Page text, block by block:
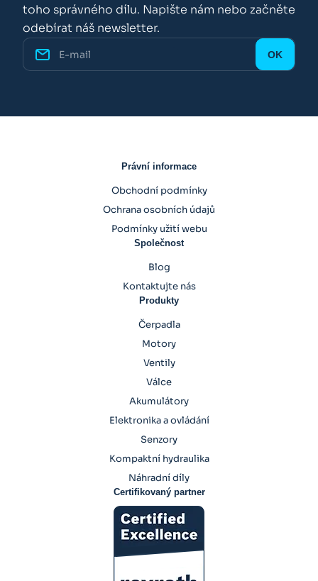
toho správného dílu. Napište nám nebo začněte
odebírat náš newsletter.
Právní informace
Obchodní podmínky
Ochrana osobních údajů
Podmínky užití webu
Společnost
Blog
Kontaktujte nás
Produkty
Čerpadla
Motory
Ventily
Válce
Akumulátory
Elektronika a ovládání
Senzory
Kompaktní hydraulika
Náhradní díly
Certifikovaný partner